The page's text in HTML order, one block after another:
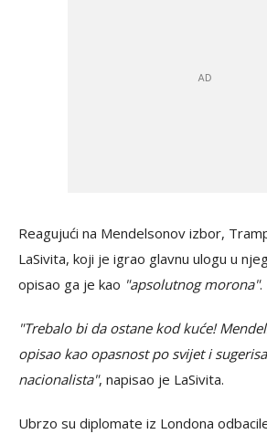
Reagujući na Mendelsonov izbor,
LaSivita, koji je igrao glavnu ulogu u
opisao ga je kao "apsolutnog morona".
"Trebalo bi da ostane kod kuće!
opisao kao opasnost po svijet i
nacionalista", napisao je LaSivita.
Ubrzo su diplomate iz Londona